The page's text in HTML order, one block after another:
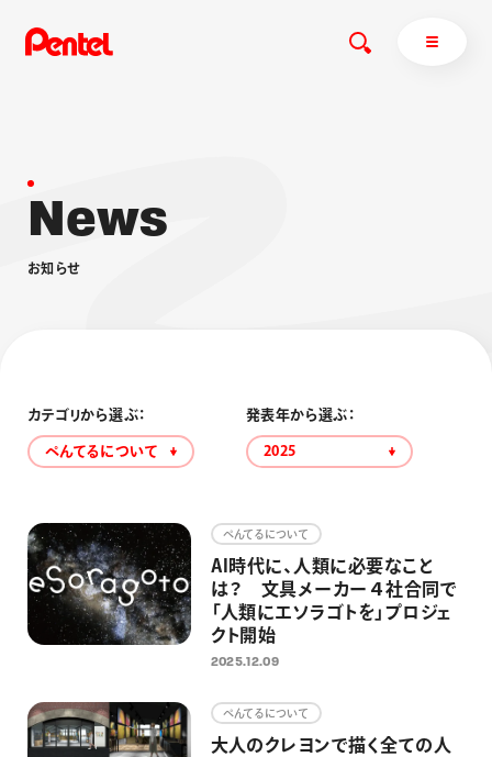
商品を探す
ブラッシュ（筆）
その他
採用情報
運営会社
News
お知 らせ
カテゴリから選ぶ：
ぺんてるについて
発表年から選ぶ：
2025
ぺんてるについて
AI時代に、人類に必要なこと
は？ 文具メーカー４社合同で
「人類にエソラゴトを」プロジェ
クト開始
2025.12.09
ぺんてるについて
大人のクレヨンで描く全ての人